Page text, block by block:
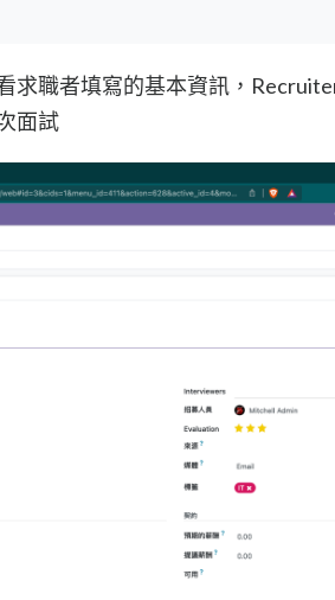
求職者填寫的基本資訊，
面試